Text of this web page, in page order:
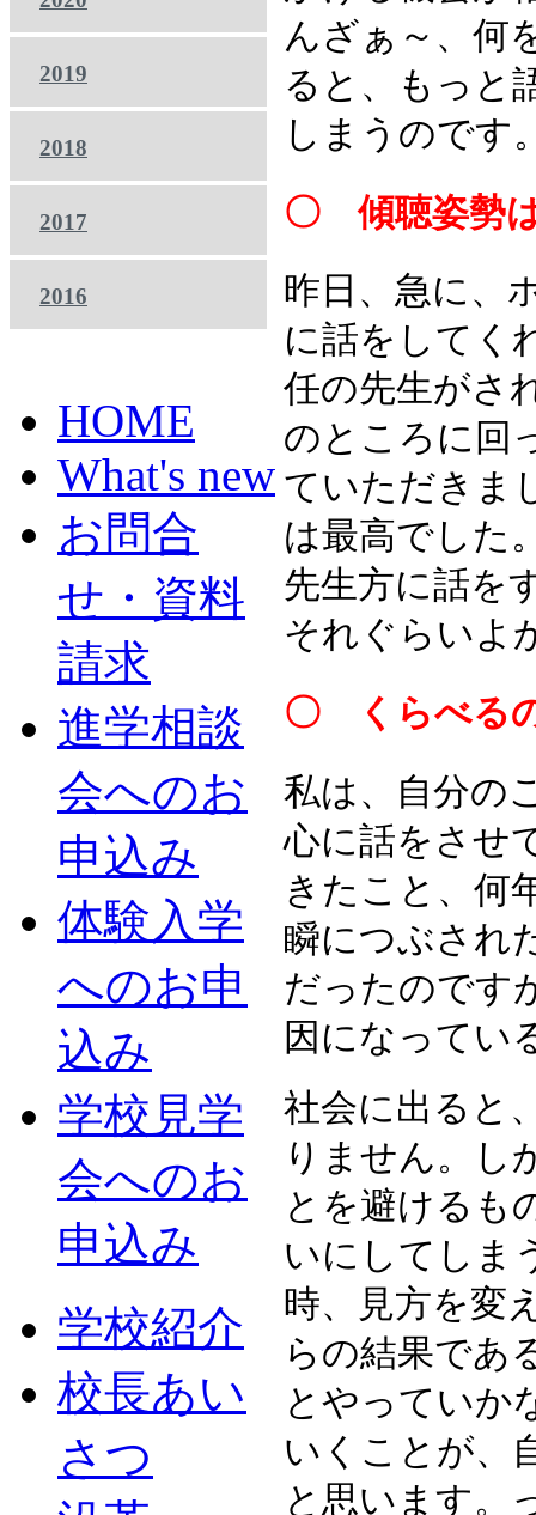
2019
2018
2017
2016
んざぁ～、何
ると、もっと
しまうのです
〇 傾聴姿勢
昨日、急に、
に話をしてく
任の先生がさ
のところに回
ていただきま
は最高でした
先生方に話を
それぐらいよ
〇 くらべる
私は、自分の
心に話をさせ
きたこと、何
瞬につぶされ
だったのです
因になってい
社会に出ると
りません。し
とを避けるも
いにしてしま
時、見方を変
らの結果であ
とやっていか
いくことが、
と思います。
HOME
What's new
お問合
せ・資料
請求
進学相談
会へのお
申込み
体験入学
へのお申
込み
学校見学
会へのお
申込み
学校紹介
校長あい
さつ